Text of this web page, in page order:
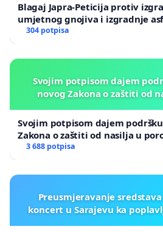
Blagaj Japra-Peticija protiv
umjetnog gnojiva i izgradnje
304 potpisa
Svojim potpisom dajem
novog Zakona o zaštiti od
Svojim potpisom dajem
Zakona o zaštiti od nasilja u
3 688 potpisa
Preusmjeravanje
koncert u Sarajevu ka